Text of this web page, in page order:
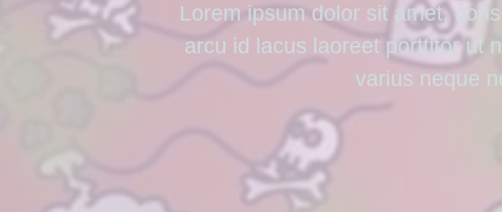
Lorem ipsum dolor sit amet,
arcu id lacus laoreet porttitor ut
varius neque